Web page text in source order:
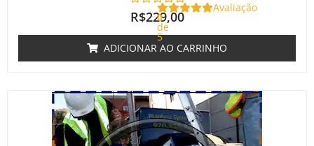
Avaliação
0
de
5
R$229,00
ADICIONAR AO CARRINHO